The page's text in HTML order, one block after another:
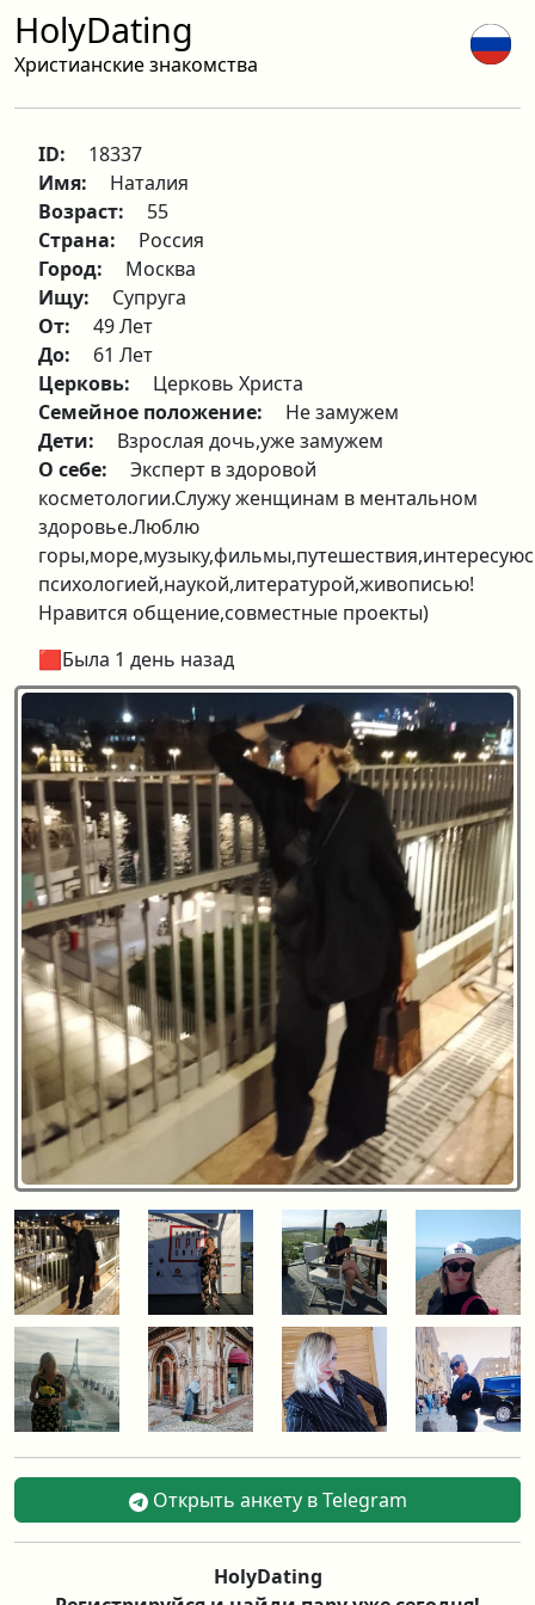
HolyDating
Христианские знакомства
ID:
18337
Имя:
Наталия
Возраст:
55
Страна:
Россия
Город:
Москва
Ищу:
Супруга
От:
49 Лет
До:
61 Лет
Церковь:
Церковь Христа
Семейное положение:
Не замужем
Дети:
Взрослая дочь,уже замужем
О себе:
Эксперт в здоровой
косметологии.Служу женщинам в ментальном
здоровье.Люблю
психологией,наукой,литературой,живописью!
Нравится общение,совместные проекты)
🟥Была 1 день назад
Открыть анкету в Telegram
HolyDating